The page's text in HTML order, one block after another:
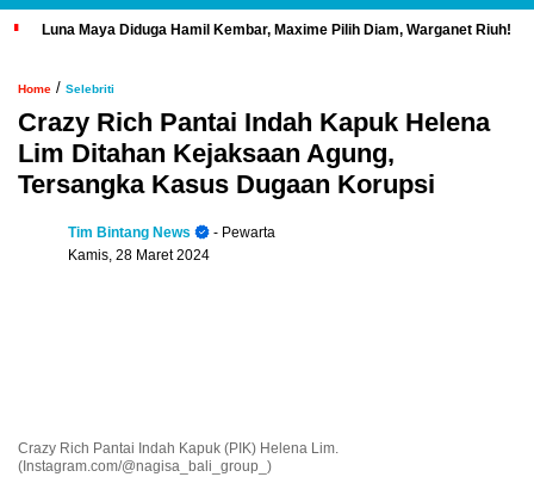
Luna Maya Diduga Hamil Kembar, Maxime Pilih Diam, Warganet Riuh!
Home / Selebriti
Crazy Rich Pantai Indah Kapuk Helena
Lim Ditahan Kejaksaan Agung,
Tersangka Kasus Dugaan Korupsi
Tim Bintang News
- Pewarta
Kamis, 28 Maret 2024
Crazy Rich Pantai Indah Kapuk (PIK) Helena Lim.
(Instagram.com/@nagisa_bali_group_)